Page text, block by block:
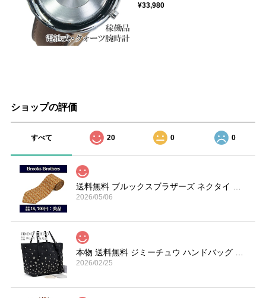
¥33,980
ショップの評価
すべて 20 0 0
2026/05/06
2026/02/25